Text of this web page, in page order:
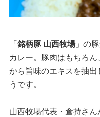
「銘柄豚 山西牧場」の
カレー。豚肉はもちろん
から旨味のエキスを抽
うです。
山西牧場代表・倉持さ